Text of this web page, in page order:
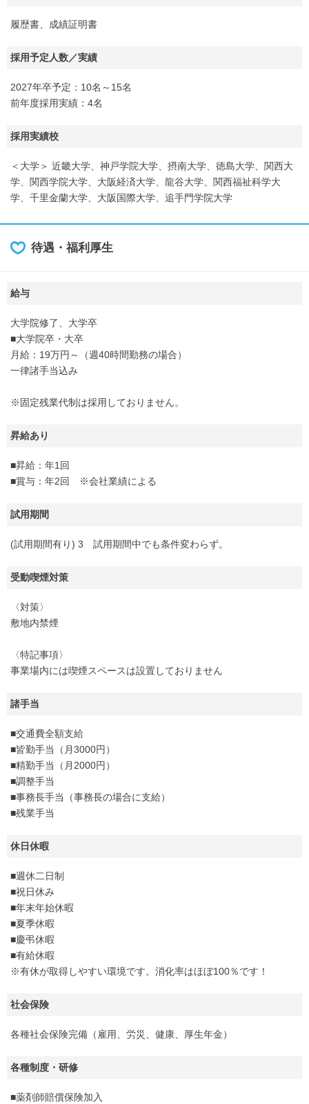
履歴書、成績証明書
採用予定人数／実績
2027年卒予定：10名～15名
前年度採用実績：4名
採用実績校
＜大学＞ 近畿大学、神戸学院大学、摂南大学、徳島大学、関西大
学、関西学院大学、大阪経済大学、龍谷大学、関西福祉科学大
学、千里金蘭大学、大阪国際大学、追手門学院大学
待遇・福利厚生
給与
大学院修了、大学卒
■大学院卒・大卒
月給：19万円～（週40時間勤務の場合）
一律諸手当込み
※固定残業代制は採用しておりません。
昇給あり
■昇給：年1回
■賞与：年2回 ※会社業績による
試用期間
(試用期間有り) 3 試用期間中でも条件変わらず。
受動喫煙対策
〈対策〉
敷地内禁煙
〈特記事項〉
事業場内には喫煙スペースは設置しておりません
諸手当
■交通費全額支給
■皆勤手当（月3000円）
■精勤手当（月2000円）
■調整手当
■事務長手当（事務長の場合に支給）
■残業手当
休日休暇
■週休二日制
■祝日休み
■年末年始休暇
■夏季休暇
■慶弔休暇
■有給休暇
※有休が取得しやすい環境です。消化率はほぼ100％です！
社会保険
各種社会保険完備（雇用、労災、健康、厚生年金）
各種制度・研修
■薬剤師賠償保険加入